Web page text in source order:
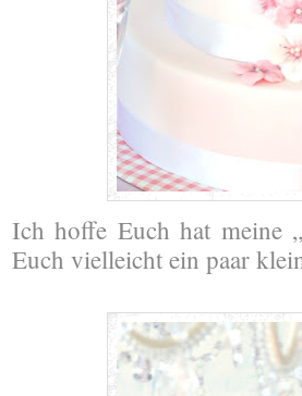
Ich hoffe Euch hat meine
Euch vielleicht ein paar